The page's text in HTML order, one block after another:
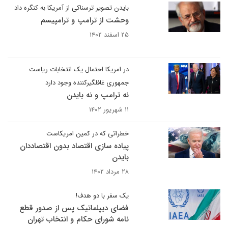
بایدن تصویر ترسناکی از آمریکا به کنگره داد
وحشت از ترامپ و ترامپیسم
۲۵ اسفند ۱۴۰۲
در امریکا احتمال یک انتخابات ریاست
جمهوری غافلگیرکننده وجود دارد
نه ترامپ و نه بایدن
۱۱ شهریور ۱۴۰۲
خطراتی که در کمین امریکاست
پیاده سازی اقتصاد بدون اقتصاددان
بایدن
۲۸ مرداد ۱۴۰۲
یک سفر با دو هدف!
فضای دیپلماتیک پس از صدور قطع
نامه شورای حکام و انتخاب تهران